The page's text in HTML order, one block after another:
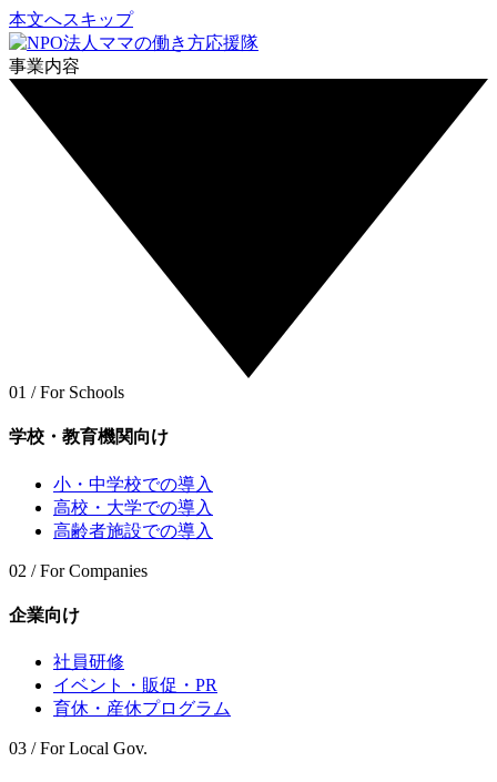
本文へスキップ
事業内容
01 / For Schools
学校・教育機関向け
小・中学校での導入
高校・大学での導入
高齢者施設での導入
02 / For Companies
企業向け
社員研修
イベント・販促・PR
育休・産休プログラム
03 / For Local Gov.